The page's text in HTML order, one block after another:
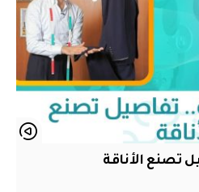
تصنع الأناقة